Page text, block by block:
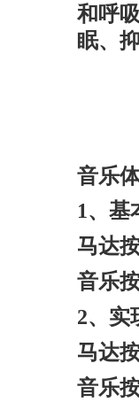
和呼
眠、
音乐
1、基
马达
音乐
2、实
马达
音乐